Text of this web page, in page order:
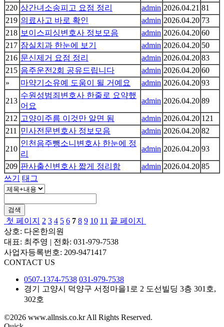
220 상간녀소송피고 요점 정리 admin 2026.04.21 81
219 의료사고 바로 확인 admin 2026.04.20 73
218 보이스피싱변호사 정보모음 admin 2026.04.20 60
217 잠실치과 한눈에 보기 admin 2026.04.20 50
216 문신제거 요점 정리 admin 2026.04.20 83
215 음주운전2회 공유드립니다 admin 2026.04.20 60
»
마약기소유예 도움이 될 거예요 admin 2026.04.20 93
213
수원성범죄변호사 한줄로 요약했
어요
admin 2026.04.20 89
212 고양이주름 이것만 알면 됨 admin 2026.04.20 121
211
민사전문변호사 정보모음 admin 2026.04.20 82
210
인천음주뺑소니변호사 한눈에 정
리
admin 2026.04.20 93
209 판사출신변호사 짧게 정리함 admin 2026.04.20 85
쓰기
태그
검색
첫 페이지 2 3 4 5 6 7 8 9 10 11 끝 페이지
상호: 다온한의원
대표: 최주영 | 전화: 031-979-7538
사업자등록번호: 209-9471417
CONTACT US
0507-1374-7538 031-979-7538
경기 고양시 덕양구 서정마을1로 2 도선빌딩 3층 301호,
302호
©2026 www.allnsis.co.kr All Rights Reserved.